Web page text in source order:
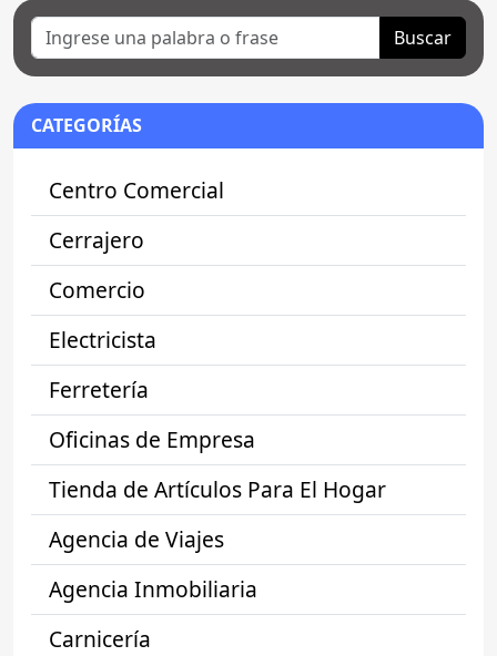
Buscar
CATEGORÍAS
Centro Comercial
Cerrajero
Comercio
Electricista
Ferretería
Oficinas de Empresa
Tienda de Artículos Para El Hogar
Agencia de Viajes
Agencia Inmobiliaria
Carnicería